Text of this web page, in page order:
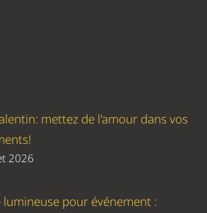
mettez de l'amour dans vos
2026
lumineuse pour événement :